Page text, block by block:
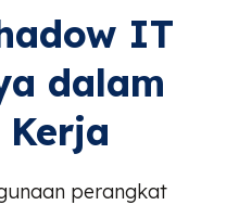
IT
dalam
perangkat